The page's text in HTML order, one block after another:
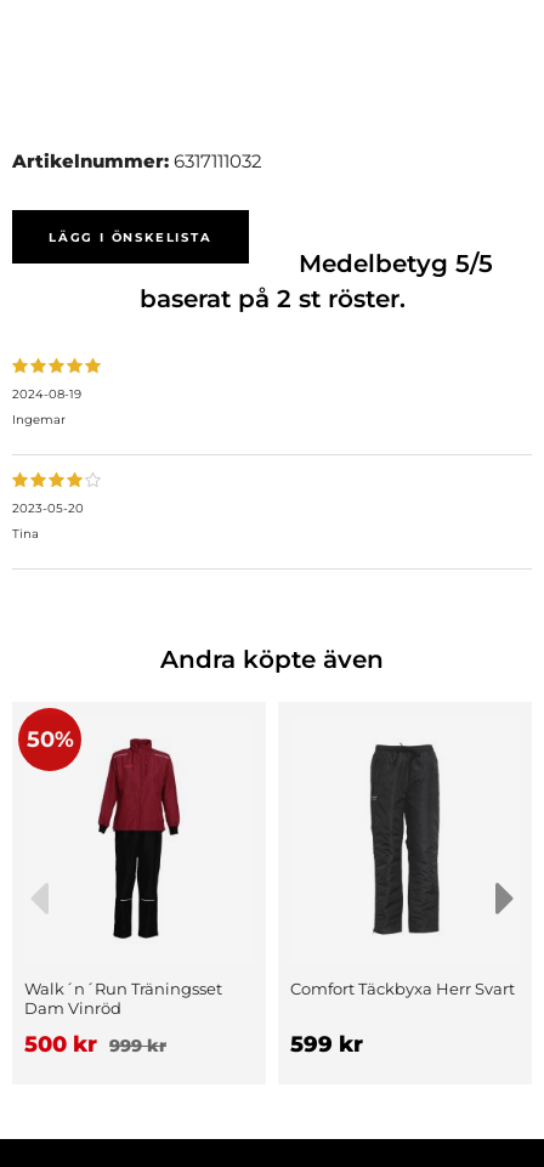
Artikelnummer: 6317111032
LÄGG I ÖNSKELISTA
Medelbetyg5/5
baserat på 2 st röster.
2024-08-19
Ingemar
2023-05-20
Tina
Andra köpte även
50%
Walk´n´Run Träningsset
Dam Vinröd
500 kr 999 kr
Comfort Täckbyxa Herr Svart
599 kr